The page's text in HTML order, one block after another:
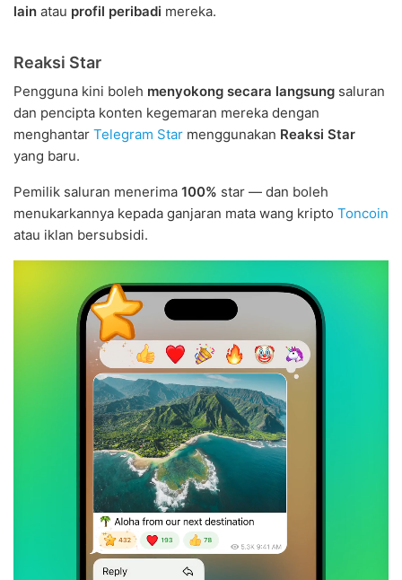
lain atau profil peribadi mereka.
Reaksi Star
Pengguna kini boleh menyokong secara langsung saluran
dan pencipta konten kegemaran mereka dengan
menghantar Telegram Star menggunakan Reaksi Star
yang baru.
Pemilik saluran menerima 100% star — dan boleh
menukarkannya kepada ganjaran mata wang kripto Toncoin
atau iklan bersubsidi.